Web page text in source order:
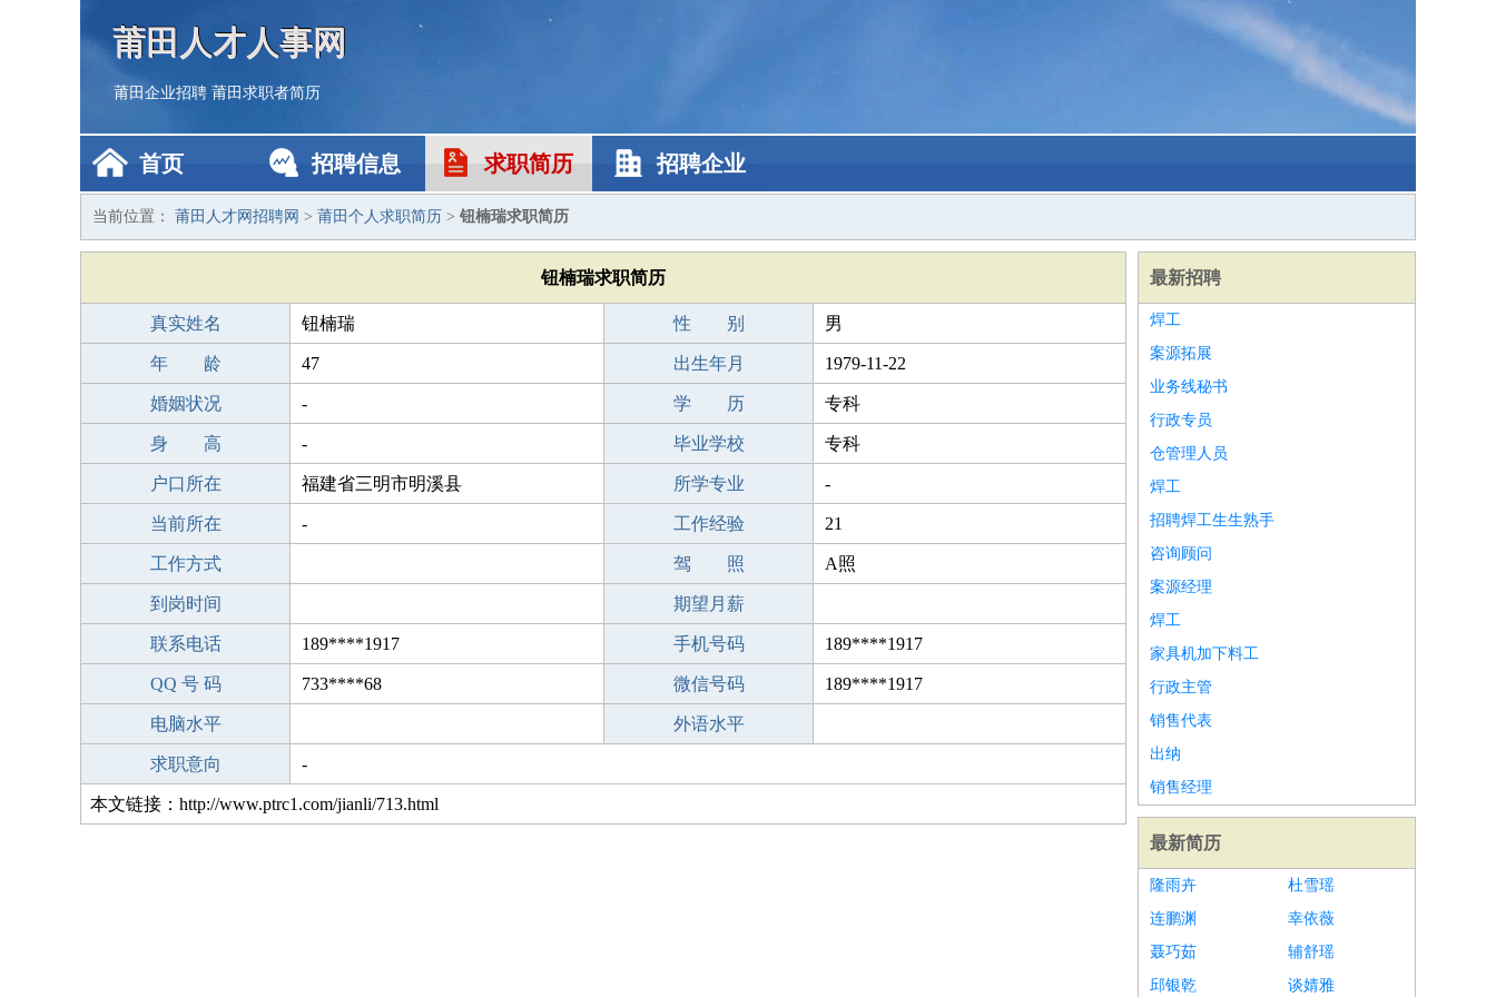
莆田人才人事网
莆田企业招聘 莆田求职者简历
首页 招聘信息 求职简历 招聘企业
当前位置： 莆田人才网招聘网 > 莆田个人求职简历 > 钮楠瑞求职简历
钮楠瑞求职简历
真实姓名 钮楠瑞 性 别 男
年 龄 47 出生年月 1979-11-22
婚姻状况 - 学 历 专科
身 高 - 毕业学校 专科
户口所在 福建省三明市明溪县 所学专业 -
当前所在 - 工作经验 21
工作方式 驾 照 A照
到岗时间 期望月薪
联系电话 189****1917 手机号码 189****1917
QQ 号 码 733****68 微信号码 189****1917
电脑水平 外语水平
求职意向 -
本文链接：http://www.ptrc1.com/jianli/713.html
最新招聘
焊工
案源拓展
业务线秘书
行政专员
仓管理人员
焊工
招聘焊工生生熟手
咨询顾问
案源经理
焊工
家具机加下料工
行政主管
销售代表
出纳
销售经理
最新简历
隆雨卉
杜雪瑶
连鹏渊
幸依薇
聂巧茹
辅舒瑶
邱银乾
谈婧雅